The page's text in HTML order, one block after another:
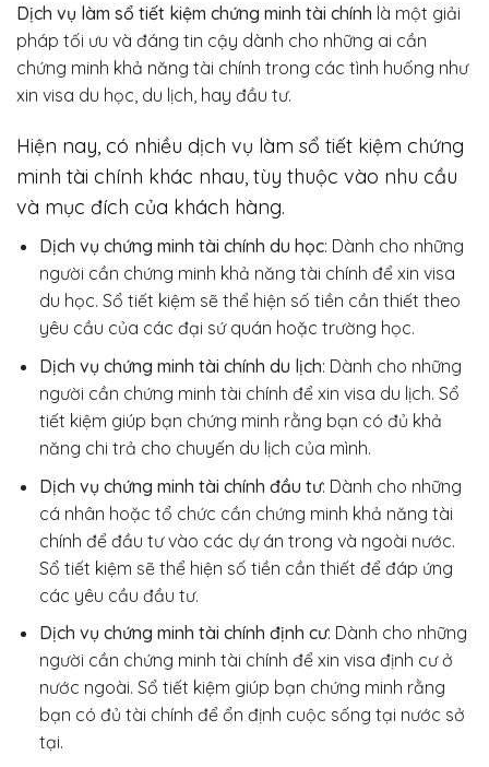
Dịch vụ làm sổ tiết kiệm chứng minh tài chính là một giải
pháp tối ưu và đáng tin cậy dành cho những ai cần
chứng minh khả năng tài chính trong các tình huống như
xin visa du học, du lịch, hay đầu tư.
Hiện nay, có nhiều dịch vụ làm sổ tiết kiệm chứng
minh tài chính khác nhau, tùy thuộc vào nhu cầu
và mục đích của khách hàng.
Dịch vụ chứng minh tài chính du học: Dành cho những
người cần chứng minh khả năng tài chính để xin visa
du học. Sổ tiết kiệm sẽ thể hiện số tiền cần thiết theo
yêu cầu của các đại sứ quán hoặc trường học.
Dịch vụ chứng minh tài chính du lịch: Dành cho những
người cần chứng minh tài chính để xin visa du lịch. Sổ
tiết kiệm giúp bạn chứng minh rằng bạn có đủ khả
năng chi trả cho chuyến du lịch của mình.
Dịch vụ chứng minh tài chính đầu tư: Dành cho những
cá nhân hoặc tổ chức cần chứng minh khả năng tài
chính để đầu tư vào các dự án trong và ngoài nước.
Sổ tiết kiệm sẽ thể hiện số tiền cần thiết để đáp ứng
các yêu cầu đầu tư.
Dịch vụ chứng minh tài chính định cư: Dành cho những
người cần chứng minh tài chính để xin visa định cư ở
nước ngoài. Sổ tiết kiệm giúp bạn chứng minh rằng
bạn có đủ tài chính để ổn định cuộc sống tại nước sở
tại.